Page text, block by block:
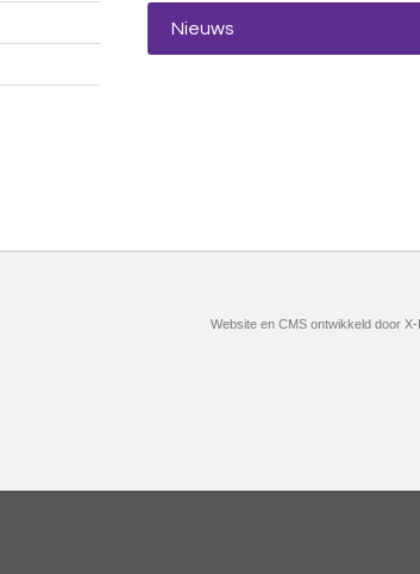
Nieuws
Website en CMS ontwikkeld door